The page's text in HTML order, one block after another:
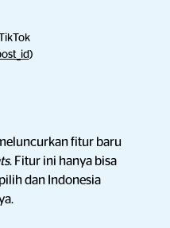
)
fitur baru
. Fitur ini hanya bisa
dan Indonesia